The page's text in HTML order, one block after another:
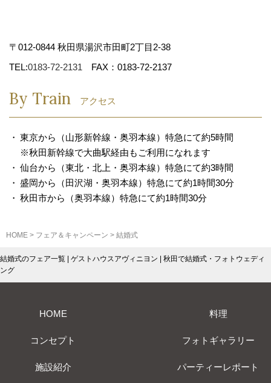
結婚式のフェア一覧 | ゲストハウスアヴィニヨン | 秋田で結婚式・フォトウェディ
ング
〒012-0844 秋田県湯沢市田町2丁目2-38
TEL:0183-72-2131 FAX：0183-72-2137
By Train アクセス
東京から（山形新幹線・奥羽本線）特急にて約5時間
※秋田新幹線で大曲駅経由もご利用になれます
仙台から（東北・北上・奥羽本線）特急にて約3時間
盛岡から（田沢湖・奥羽本線）特急にて約1時間30分
秋田市から（奥羽本線）特急にて約1時間30分
HOME > フェア＆キャンペーン > 結婚式
HOME
コンセプト
施設紹介
料理
フォトギャラリー
パーティーレポート